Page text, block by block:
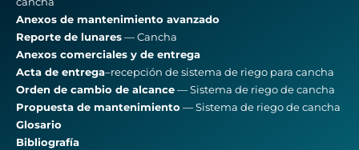
Anexos de mantenimiento avanzado
Reporte de lunares— Cancha
Anexos comerciales y de entrega
Acta de entrega–recepción de sistema de riego para cancha
Orden de cambio de alcance— Sistema de riego de cancha
Propuesta de mantenimiento — Sistema de riego de cancha
Glosario
Bibliografía